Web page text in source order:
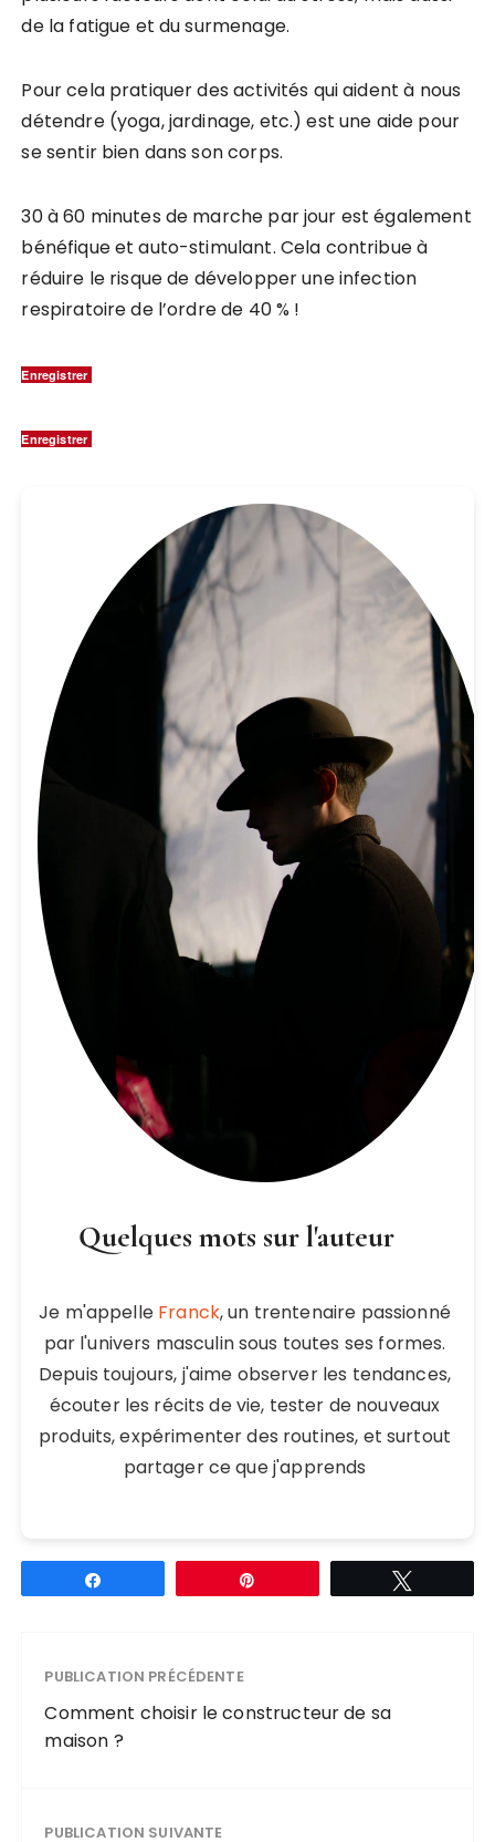
de la fatigue et du surmenage.
Pour cela pratiquer des activités qui aident à nous
détendre (yoga, jardinage, etc.) est une aide pour
se sentir bien dans son corps.
30 à 60 minutes de marche par jour est également
bénéfique et auto-stimulant. Cela contribue à
réduire le risque de développer une infection
respiratoire de l’ordre de 40 % !
Enregistrer
Enregistrer
Quelques mots sur l'auteur
Je m'appelle Franck, un trentenaire passionné
par l'univers masculin sous toutes ses formes.
Depuis toujours, j'aime observer les tendances,
écouter les récits de vie, tester de nouveaux
produits, expérimenter des routines, et surtout
partager ce que j'apprends
PUBLICATION PRÉCÉDENTE
Comment choisir le constructeur de sa
maison ?
PUBLICATION SUIVANTE